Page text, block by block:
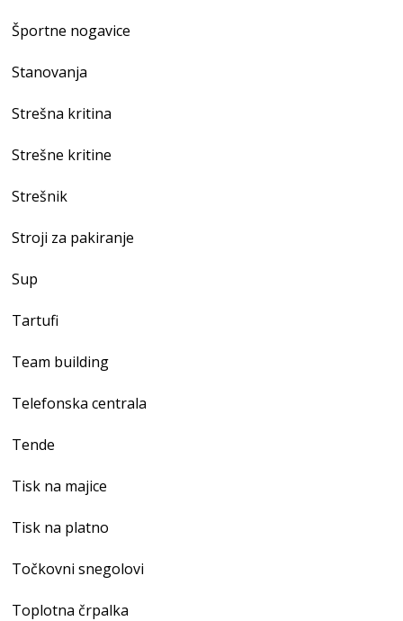
Športne nogavice
Stanovanja
Strešna kritina
Strešne kritine
Strešnik
Stroji za pakiranje
Sup
Tartufi
Team building
Telefonska centrala
Tende
Tisk na majice
Tisk na platno
Točkovni snegolovi
Toplotna črpalka